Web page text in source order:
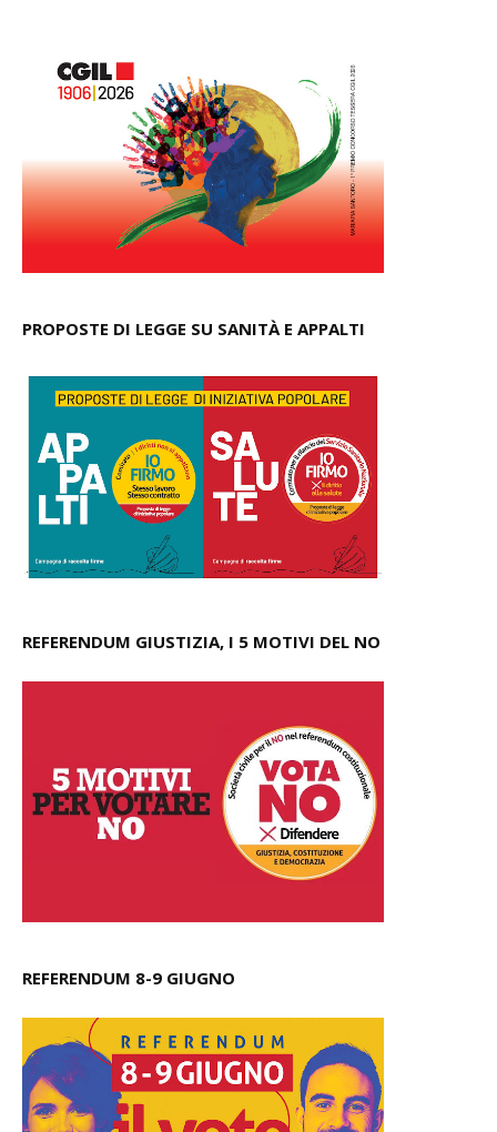
PROPOSTE DI LEGGE SU SANITÀ E APPALTI
REFERENDUM GIUSTIZIA, I 5 MOTIVI DEL NO
REFERENDUM 8-9 GIUGNO